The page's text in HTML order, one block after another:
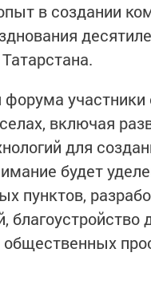
в создании
форума
включая
для
будет
пунктов,
благоустройство